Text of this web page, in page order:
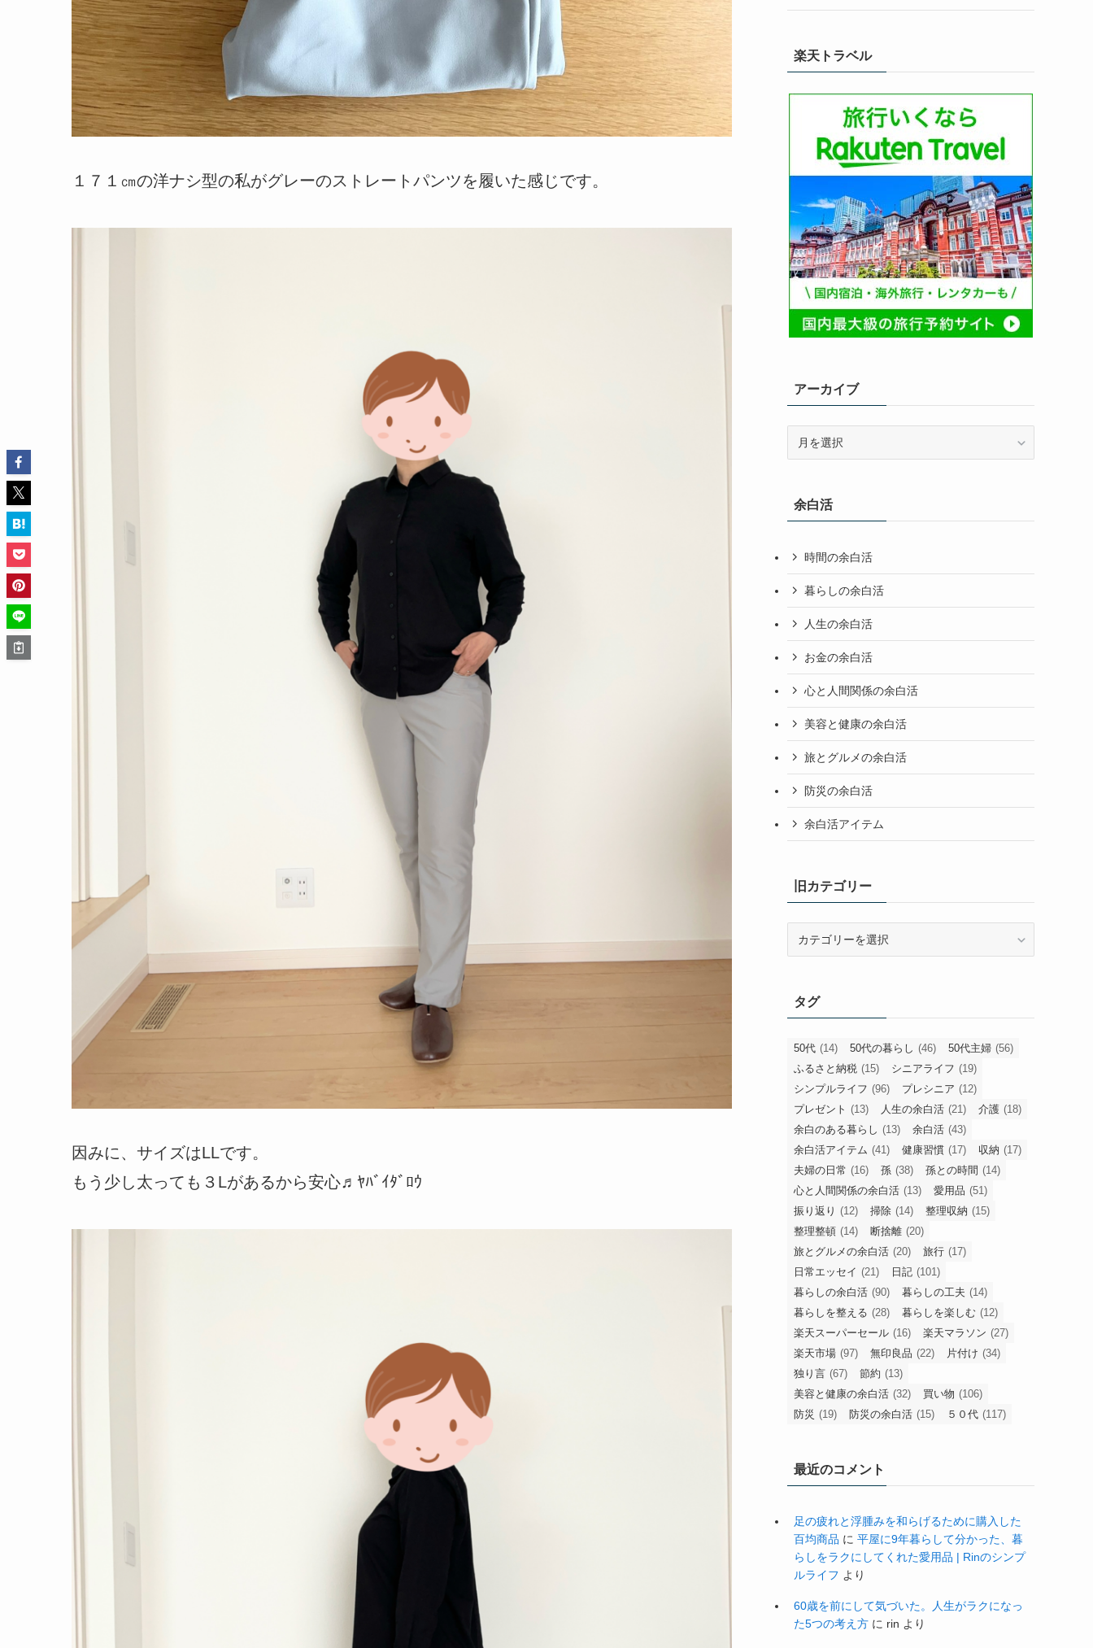
１７１㎝の洋ナシ型の私がグレーのストレートパンツを履いた感じです。
因みに、サイズはLLです。
もう少し太っても３Lがあるから安心♬ﾔﾊﾞｲﾀﾞﾛｳ
楽天トラベル
アーカイブ
ブ余白活
時間の余白活
暮らしの余白活
人生の余白活
お金の余白活
心と人間関係の余白活
美容と健康の余白活
旅とグルメの余白活
防災の余白活
余白活アイテム
旧カテゴリー
リ
ー
タグ
50代 (14) 50代の暮らし (46) 50代主婦 (56)
ふるさと納税 (15) シニアライフ (19)
シンプルライフ (96) プレシニア (12)
プレゼント (13) 人生の余白活 (21) 介護 (18)
余白のある暮らし (13) 余白活 (43)
余白活アイテム (41) 健康習慣 (17) 収納 (17)
夫婦の日常 (16) 孫 (38) 孫との時間 (14)
心と人間関係の余白活 (13) 愛用品 (51)
振り返り (12) 掃除 (14) 整理収納 (15)
整理整頓 (14) 断捨離 (20)
旅とグルメの余白活 (20) 旅行 (17)
日常エッセイ (21) 日記 (101)
暮らしの余白活 (90) 暮らしの工夫 (14)
暮らしを整える (28) 暮らしを楽しむ (12)
楽天スーパーセール (16) 楽天マラソン (27)
楽天市場 (97) 無印良品 (22) 片付け (34)
独り言 (67) 節約 (13)
美容と健康の余白活 (32) 買い物 (106)
防災 (19) 防災の余白活 (15) ５０代 (117)
最近のコメント
足の疲れと浮腫みを和らげるために購入した
百均商品 に 平屋に9年暮らして分かった、暮
らしをラクにしてくれた愛用品 | Rinのシンプ
ルライフ より
60歳を前にして気づいた。人生がラクになっ
た5つの考え方 に rin より